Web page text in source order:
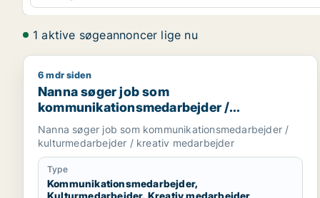
1 aktive søgeannoncer lige nu
Nanna søger job som
6 mdr siden
Nanna søger job som
kommunikationsmedarbejder /
kulturmedarbejder / kreativ medarbejder
Nanna søger job som kommunikationsmedarbejder /
kulturmedarbejder / kreativ medarbejder
Type
Kommunikationsmedarbejder,
Kulturmedarbejder, Kreativ medarbejder